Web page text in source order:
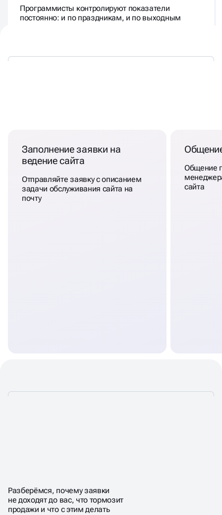
Программисты контролируют показатели
постоянно: и по праздникам, и по выходным
Заполнение заявки на
ведение сайта
Отправляйте заявку с описанием
задачи обслуживания сайта на
почту
Общение
сайта
СТАБИЛЬНО
Разберёмся, почему заявки
не доходят до вас, что тормозит
продажи и что с этим делать